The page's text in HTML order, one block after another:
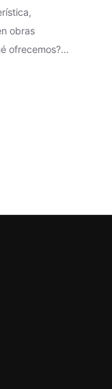
obras
ofrecemos?…